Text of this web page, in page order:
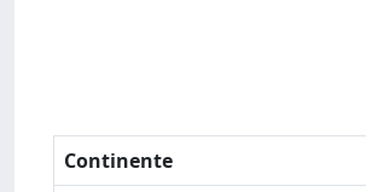
Continente